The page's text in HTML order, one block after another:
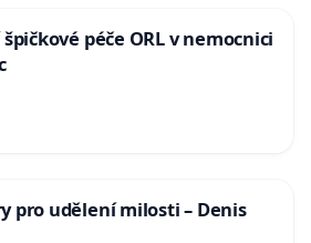
péče ORL v nemocnici
pro udělení milosti – Denis